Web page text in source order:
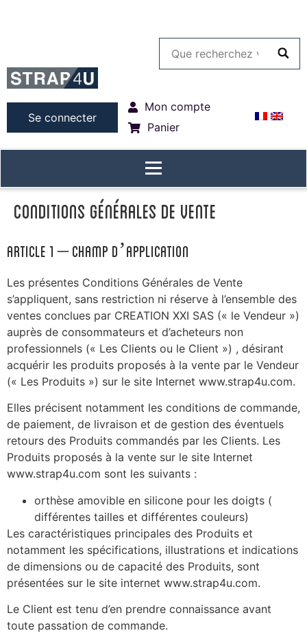
Se connecter
Mon compte
Panier
Conditions générales de vente
ARTICLE 1 – Champ d’application
Les présentes Conditions Générales de Vente
s’appliquent, sans restriction ni réserve à l’ensemble des
ventes conclues par CREATION XXI SAS (« le Vendeur »)
auprès de consommateurs et d’acheteurs non
professionnels (« Les Clients ou le Client ») , désirant
acquérir les produits proposés à la vente par le Vendeur
(« Les Produits ») sur le site Internet www.strap4u.com.
Elles précisent notamment les conditions de commande,
de paiement, de livraison et de gestion des éventuels
retours des Produits commandés par les Clients. Les
Produits proposés à la vente sur le site Internet
www.strap4u.com sont les suivants :
orthèse amovible en silicone pour les doigts (
différentes tailles et différentes couleurs)
Les caractéristiques principales des Produits et
notamment les spécifications, illustrations et indications
de dimensions ou de capacité des Produits, sont
présentées sur le site internet www.strap4u.com.
Le Client est tenu d’en prendre connaissance avant
toute passation de commande.